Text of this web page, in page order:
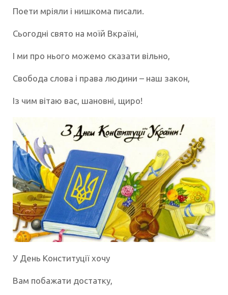
Поети мріяли і нишкома писали.
Сьогодні свято на моїй Вкраїні,
І ми про нього можемо сказати вільно,
Свобода слова і права людини – наш закон,
Із чим вітаю вас, шановні, щиро!
У День Конституції хочу
Вам побажати достатку,